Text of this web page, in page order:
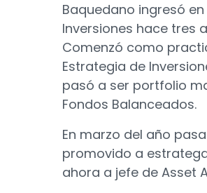
Baquedano ingresó
Inversiones hace tres
Comenzó como
Estrategia de
pasó a ser portfolio
Fondos Balanceados.
En marzo del año
promovido a
ahora a jefe de Asset